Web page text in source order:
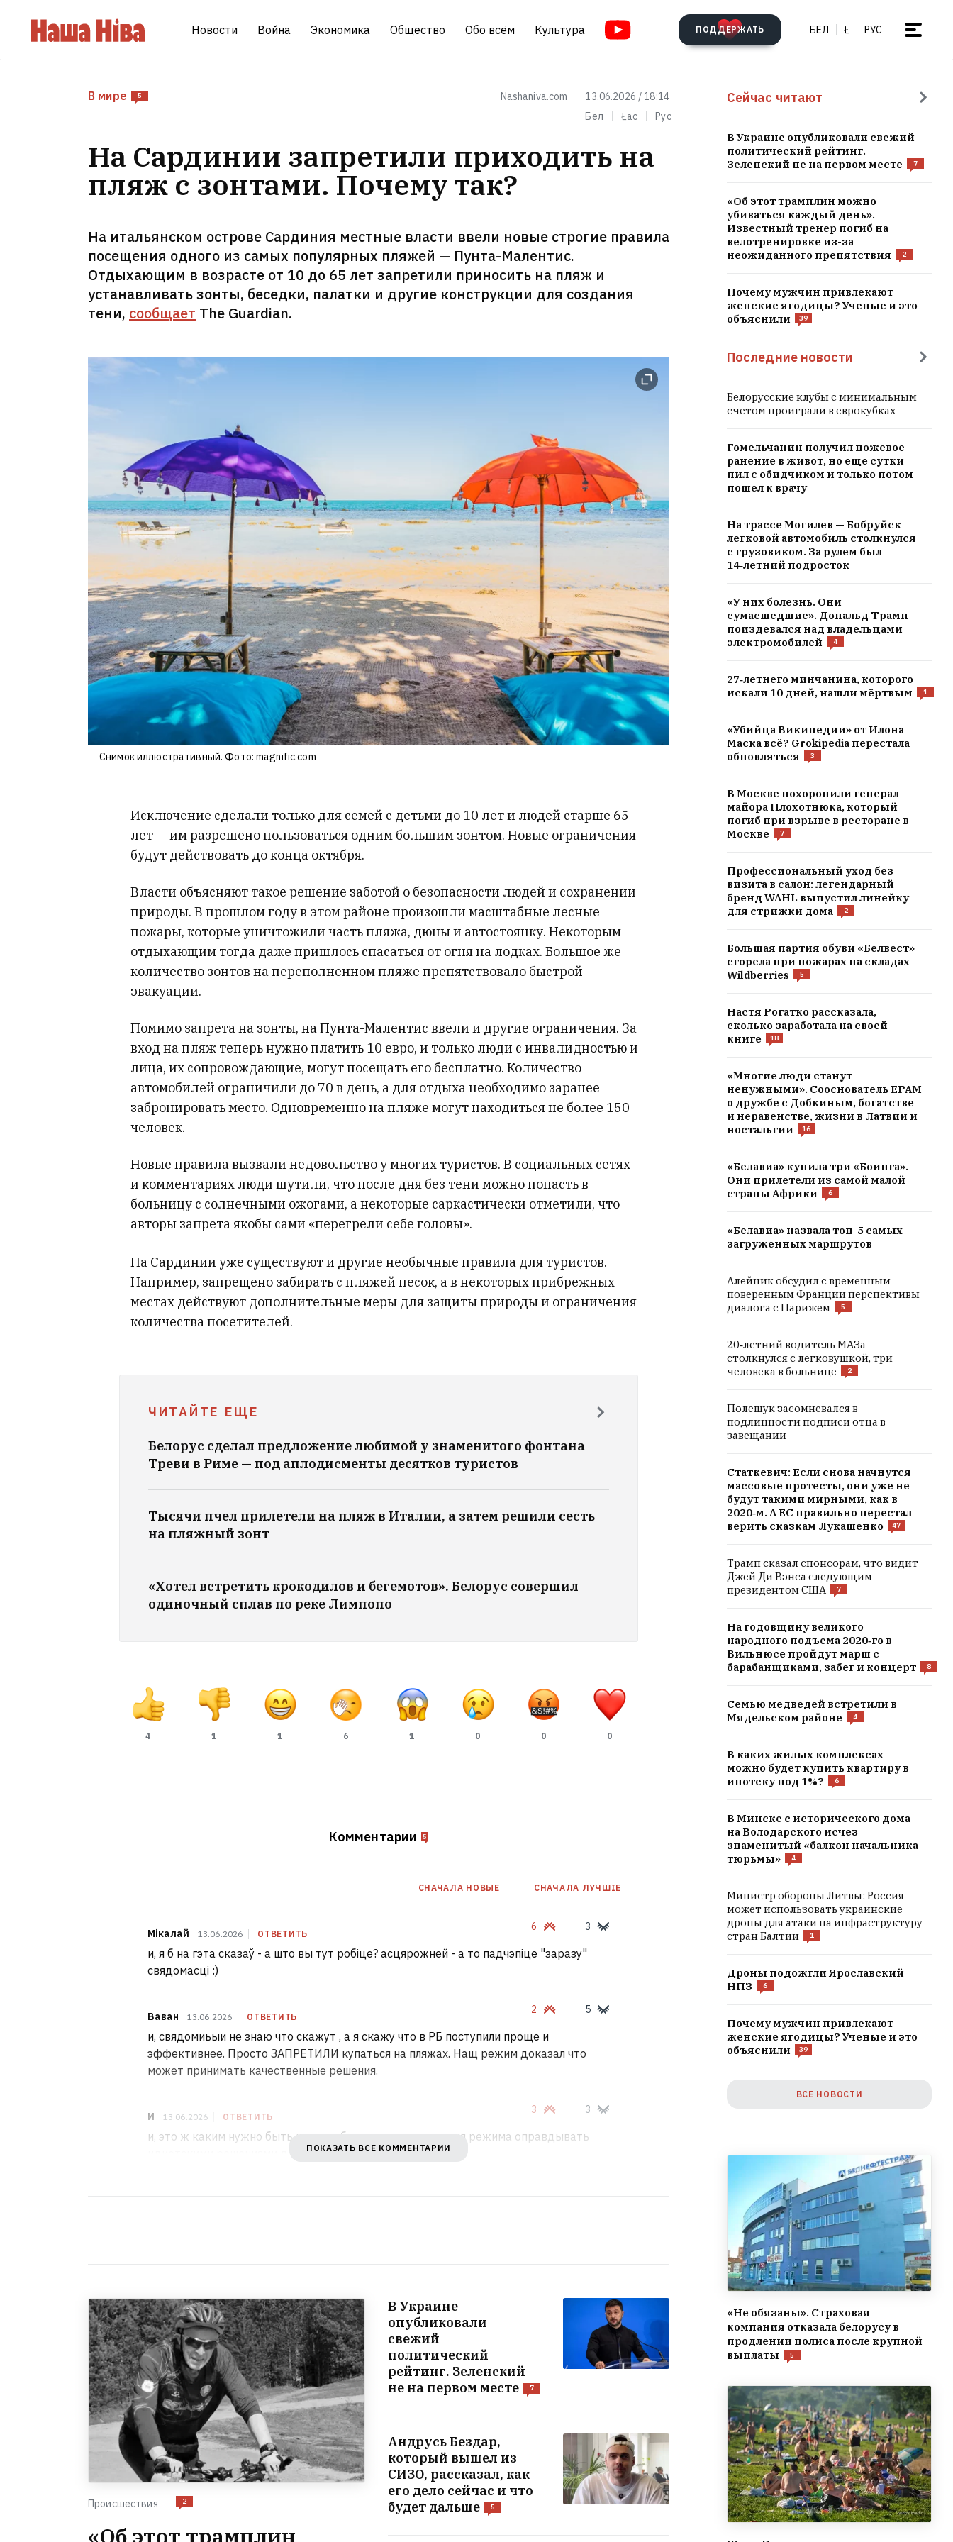
Новости Война Экономика Общество Обо всём Культура ПОДДЕРЖАТЬ БЕЛ Ł РУС
В мире 5 Nashaniva.com
13.06.2026 / 18:14
Бел
Łac Рус
На Сардинии запретили приходить на
пляж с зонтами. Почему так?
На итальянском острове Сардиния местные власти ввели новые строгие правила
посещения одного из самых популярных пляжей — Пунта-Малентис.
Отдыхающим в возрасте от 10 до 65 лет запретили приносить на пляж и
устанавливать зонты, беседки, палатки и другие конструкции для создания
тени, сообщает The Guardian.
Снимок иллюстративный. Фото: magnific.com
Исключение сделали только для семей с детьми до 10 лет и людей старше 65
лет — им разрешено пользоваться одним большим зонтом. Новые ограничения
будут действовать до конца октября.
Власти объясняют такое решение заботой о безопасности людей и сохранении
природы. В прошлом году в этом районе произошли масштабные лесные
пожары, которые уничтожили часть пляжа, дюны и автостоянку. Некоторым
отдыхающим тогда даже пришлось спасаться от огня на лодках. Большое же
количество зонтов на переполненном пляже препятствовало быстрой
эвакуации.
Помимо запрета на зонты, на Пунта-Малентис ввели и другие ограничения. За
вход на пляж теперь нужно платить 10 евро, и только люди с инвалидностью и
лица, их сопровождающие, могут посещать его бесплатно. Количество
автомобилей ограничили до 70 в день, а для отдыха необходимо заранее
забронировать место. Одновременно на пляже могут находиться не более 150
человек.
Новые правила вызвали недовольство у многих туристов. В социальных сетях
и комментариях люди шутили, что после дня без тени можно попасть в
больницу с солнечными ожогами, а некоторые саркастически отметили, что
авторы запрета якобы сами «перегрели себе головы».
На Сардинии уже существуют и другие необычные правила для туристов.
Например, запрещено забирать с пляжей песок, а в некоторых прибрежных
местах действуют дополнительные меры для защиты природы и ограничения
количества посетителей.
ЧИТАЙТЕ ЕЩЕ
Белорус сделал предложение любимой у знаменитого фонтана
Треви в Риме — под аплодисменты десятков туристов
Тысячи пчел прилетели на пляж в Италии, а затем решили сесть
на пляжный зонт
«Хотел встретить крокодилов и бегемотов». Белорус совершил
одиночный сплав по реке Лимпопо
4 1 1 6 1 0 0 0
Комментарии 5
СНАЧАЛА НОВЫE СНАЧАЛА ЛУЧШІЕ
Мікалай 13.06.2026 ОТВЕТИТЬ
6 3
и, я б на гэта сказаў - а што вы тут робіце? асцярожней - а то падчэпіце "заразу"
свядомасці :)
Ваван 13.06.2026 ОТВЕТИТЬ
2 5
и, свядомиьыи не знаю что скажут , а я скажу что в РБ поступили проще и
эффективнее. Просто ЗАПРЕТИЛИ купаться на пляжах. Нащ режим доказал что
может принимать качественные решения.
И 13.06.2026 ОТВЕТИТЬ
3 3
и, это ж каким нужно быть и…м чтобы идиотские решения режима оправдывать
идиотскими решениями других стран.ПОКАЗАТЬ ВСЕ КОММЕНТАРИИ
Происшествия 2
«Об этот трамплин
В Украине
опубликовали
свежий
политический
рейтинг. Зеленский
не на первом месте
7
Андрусь Бездар,
который вышел из
СИЗО, рассказал, как
его дело сейчас и что
будет дальше
5
Сейчас читают
В Украине опубликовали свежий
политический рейтинг.
Зеленский не на первом месте
7
«Об этот трамплин можно
убиваться каждый день».
Известный тренер погиб на
велотренировке из-за
неожиданного препятствия
2
Почему мужчин привлекают
женские ягодицы? Ученые и это
объяснили
39
Последние новости
Белорусские клубы с минимальным
счетом проиграли в еврокубках
Гомельчанин получил ножевое
ранение в живот, но еще сутки
пил с обидчиком и только потом
пошел к врачу
На трассе Могилев — Бобруйск
легковой автомобиль столкнулся
с грузовиком. За рулем был
14‑летний подросток
«У них болезнь. Они
сумасшедшие». Дональд Трамп
поиздевался над владельцами
электромобилей
4
27‑летнего минчанина, которого
искали 10 дней, нашли мёртвым
1
«Убийца Википедии» от Илона
Маска всё? Grokipedia перестала
обновляться
3
В Москве похоронили генерал-
майора Плохотнюка, который
погиб при взрыве в ресторане в
Москве
7
Профессиональный уход без
визита в салон: легендарный
бренд WAHL выпустил линейку
для стрижки дома
2
Большая партия обуви «Белвест»
сгорела при пожарах на складах
Wildberries
5
Настя Рогатко рассказала,
сколько заработала на своей
книге
18
«Многие люди станут
ненужными». Сооснователь EPAM
о дружбе с Добкиным, богатстве
и неравенстве, жизни в Латвии и
ностальгии
16
«Белавиа» купила три «Боинга».
Они прилетели из самой малой
страны Африки
6
«Белавиа» назвала топ-5 самых
загруженных маршрутов
Алейник обсудил с временным
поверенным Франции перспективы
диалога с Парижем
5
20‑летний водитель МАЗа
столкнулся с легковушкой, три
человека в больнице
2
Полешук засомневался в
подлинности подписи отца в
завещании
Статкевич: Если снова начнутся
массовые протесты, они уже не
будут такими мирными, как в
2020‑м. А ЕС правильно перестал
верить сказкам Лукашенко
47
Трамп сказал спонсорам, что видит
Джей Ди Вэнса следующим
президентом США
7
На годовщину великого
народного подъема 2020‑го в
Вильнюсе пройдут марш с
барабанщиками, забег и концерт
8
Семью медведей встретили в
Мядельском районе
4
В каких жилых комплексах
можно будет купить квартиру в
ипотеку под 1%?
6
В Минске с исторического дома
на Володaрского исчез
знаменитый «балкон начальника
тюрьмы»
4
Министр обороны Литвы: Россия
может использовать украинские
дроны для атаки на инфраструктуру
стран Балтии
1
Дроны подожгли Ярославский
НПЗ
6
Почему мужчин привлекают
женские ягодицы? Ученые и это
объяснили
39
ВСЕ НОВОСТИ
«Не обязаны». Страховая
компания отказала белорусу в
продлении полиса после крупной
выплаты
5